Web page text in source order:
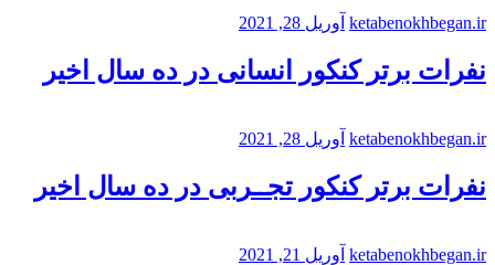
ketabenokhbegan.ir آوریل 28, 2021
نفرات برتر کنکور انسانی در ده سال اخیر
ketabenokhbegan.ir آوریل 28, 2021
نفرات برتر کنکور تجــربی در ده سال اخیر
ketabenokhbegan.ir آوریل 21, 2021